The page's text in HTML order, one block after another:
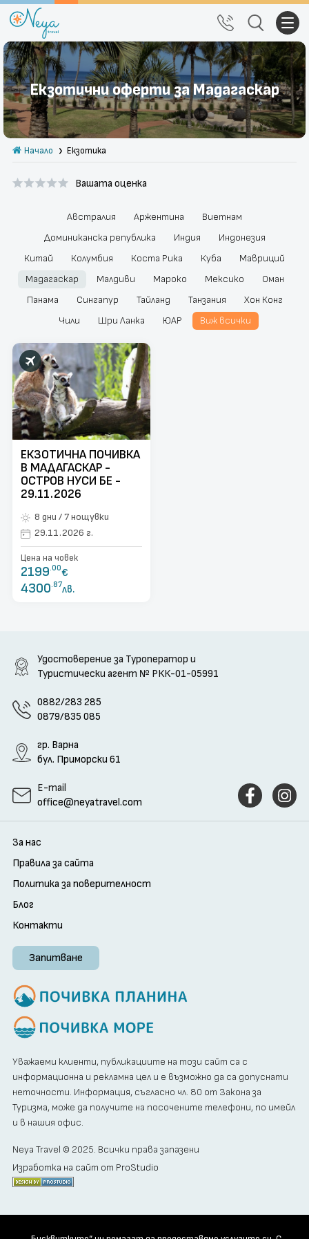
Почивки
Екскурзии
Тръгване от Варна
Екзотика
Почивки в България
Празници
За нас
Правила за сайта
поверителност
Блог
Контакти
Запитване
Екзотични оферти за Мадагаскар
Начало Екзотика
Вашата оценка
Австралия Аржентина
Виетнам
Доминиканска република
Индия
Индонезия
Китай
Колумбия Коста Рика Куба
Мавриций
Мадагаскар
Малдиви Мароко Мексико
Оман
Панама
Сингапур Тайланд Танзания
Хон Конг
Чили
Шри Ланка ЮАР Виж всички
ЕКЗОТИЧНА ПОЧИВКА
В МАДАГАСКАР -
ОСТРОВ НУСИ БЕ -
29.11.2026
8 дни / 7 нощувки
29.11.2026 г.
Цена на човек
2199 .00€
4300 .87лв.
Удостоверение за Туроператор и
Туристически агент № РКК-01-05991
0882/283 285
0879/835 085
гр. Варна
бул. Приморски 61
E-mail
office@neyatravel.com
За нас
Правила за сайта
Политика за поверителност
Блог
Контакти
Запитване
Уважаеми клиенти, публикациите на този сайт са с
информационна и рекламна цел и е възможно да са допуснати
неточности. Информация, съгласно чл. 80 от Закона за
Туризма, може да получите на посочените телефони, по имейл
и в нашия офис.
Neya Travel © 2025. Всички права запазени
Изработка на сайт от ProStudio